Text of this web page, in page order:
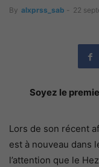
By alxprss_sab - 22
Soyez le
Lors de son récent
est à nouveau dans
l’attention que le